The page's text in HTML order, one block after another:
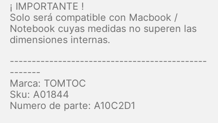
¡ IMPORTANTE !
Solo será compatible con Macbook /
Notebook cuyas medidas no superen las
dimensiones internas.
---------------------------------------------
-------
Marca: TOMTOC
Sku: A01844
Numero de parte: A10C2D1